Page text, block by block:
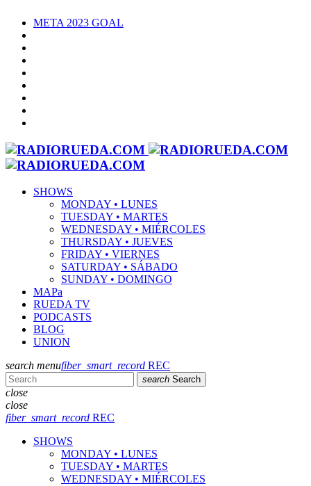
META 2023 GOAL
SHOWS
MONDAY • LUNES
TUESDAY • MARTES
WEDNESDAY • MIÉRCOLES
THURSDAY • JUEVES
FRIDAY • VIERNES
SATURDAY • SÁBADO
SUNDAY • DOMINGO
MAPa
RUEDA TV
PODCASTS
BLOG
UNION
search menufiber_smart_record REC
search Search
close
close
fiber_smart_record REC
SHOWS
MONDAY • LUNES
TUESDAY • MARTES
WEDNESDAY • MIÉRCOLES